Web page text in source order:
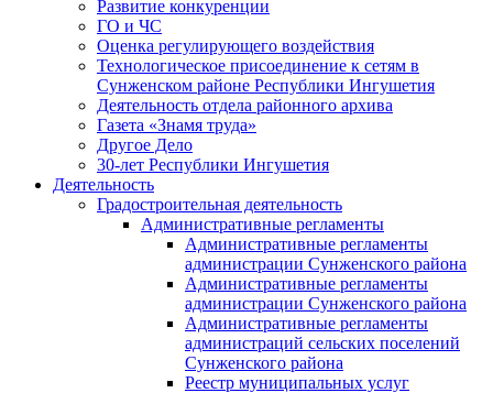
Развитие конкуренции
ГО и ЧС
Оценка регулирующего воздействия
Технологическое присоединение к сетям в
Сунженском районе Республики Ингушетия
Деятельность отдела районного архива
Газета «Знамя труда»
Другое Дело
30-лет Республики Ингушетия
Деятельность
Градостроительная деятельность
Административные регламенты
Административные регламенты
администрации Сунженского района
Административные регламенты
администрации Сунженского района
Административные регламенты
администраций сельских поселений
Сунженского района
Реестр муниципальных услуг